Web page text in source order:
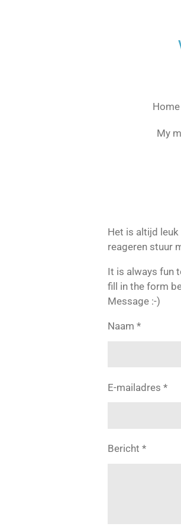
Home
My
Het is altijd
reageren stuur
It is always fun
fill in the form
Message :-)
Naam *
E-mailadres *
Bericht *